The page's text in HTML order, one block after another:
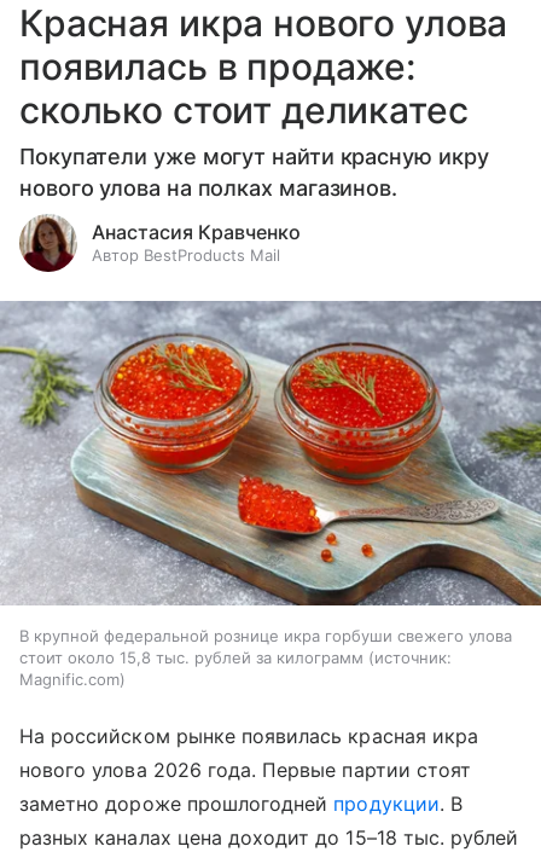
Красная икра нового улова
появилась в продаже:
сколько стоит деликатес
Покупатели уже могут найти красную икру
нового улова на полках магазинов.
Анастасия Кравченко
Автор BestProducts Mail
В крупной федеральной рознице икра горбуши свежего улова
стоит около 15,8 тыс. рублей за килограмм
источник:
Magnific.com
На российском рынке появилась красная икра
нового улова 2026 года. Первые партии стоят
заметно дороже прошлогодней продукции. В
разных каналах цена доходит до 15–18 тыс. рублей